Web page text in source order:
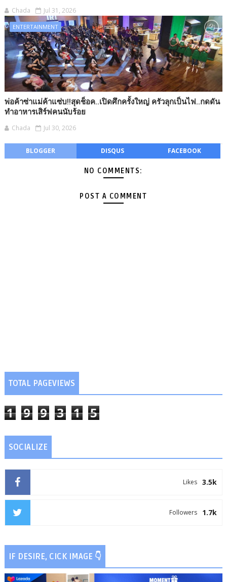
Chada Jul 31, 2026
ENTERTAINMENT
พ่อค้าซ่าแม่ค้าแซ่บ!!สุดช็อค..เปิดศึกครั้งใหญ่ ครัวลุกเป็นไฟ..กดดัน
ทำอาหารเสิร์ฟคนนับร้อย
Chada Jul 30, 2026
BLOGGER DISQUS FACEBOOK
NO COMMENTS:
POST A COMMENT
TOTAL PAGEVIEWS
1 9 9 3 1 5
SOCIALIZE
3.5k
Likes
1.7k
Followers
IF DESIRE, CICK IMAGE 👇